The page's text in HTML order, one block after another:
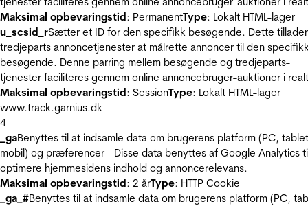
Maksimal opbevaringstid: PermanentType: Lokalt HTML-lager
u_scsid_rSætter et ID for den specifikk besøgende. Dette tillader
tredjeparts annoncetjenester at målrette annoncer til den
besøgende. Denne parring mellem besøgende og tredjeparts-
tjenester faciliteres gennem online annoncebruger-auktioner i
Maksimal opbevaringstid: SessionType: Lokalt HTML-lager
www.track.garnius.dk
4
_gaBenyttes til at indsamle data om brugerens platform (PC,
mobil) og præferencer - Disse data benyttes af Google Analytics
optimere hjemmesidens indhold og annoncerelevans.
Maksimal opbevaringstid: 2 årType: HTTP Cookie
_ga_#Benyttes til at indsamle data om brugerens platform (PC,